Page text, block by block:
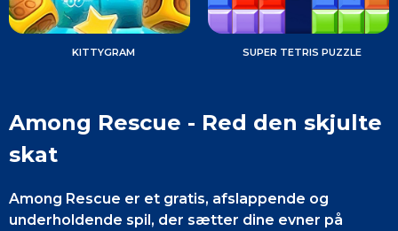
KITTYGRAM SUPER TETRIS PUZZLE
Among Rescue - Red den skjulte
skat
Among Rescue er et gratis, afslappende og
underholdende spil, der sætter dine evner på